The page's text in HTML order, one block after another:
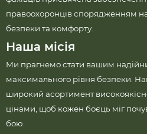
правоохоронців спорядженням
безпеки та комфорту.
Наша місія
Ми прагнемо стати вашим
максимального рівня безпеки.
широкий асортимент
цінами, щоб кожен боєць міг
бою.